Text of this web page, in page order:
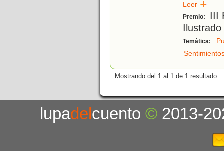
Leer
Premio:
III
Temática:
Mostrando del 1 al 1 de 1 resultado.
lupadelcuento© 2013-